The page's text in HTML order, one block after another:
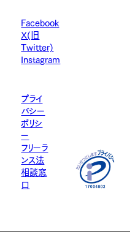
Facebook
X(旧
Twitter)
Instagram
プライ
バシー
ポリシ
ー
フリーラ
ンス法
相談窓
口